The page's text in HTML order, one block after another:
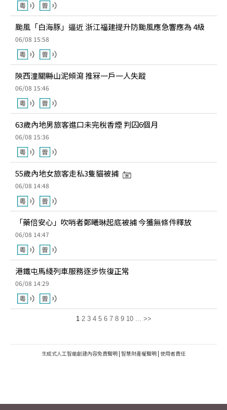
颱風「白海豚」逼近 浙江福建提升防颱風應急響應為 4級
06/08 15:58
陝西潼關縣山泥傾瀉 推冧一戶一人失蹤
06/08 15:46
63歲內地男旅客進口未完稅香煙 判囚6個月
06/08 15:36
55歲內地女旅客走私3隻貓被捕
06/08 14:48
「藥倍安心」吹哨者鄭曦琳起底被捕 今獲無條件釋放
06/08 14:47
港鐵屯馬綫列車服務逐步恢復正常
06/08 14:29
1 2 3 4 5 6 7 8 9 10 ... >>
生成式人工智能創建內容免責聲明 | 智慧財產權聲明 | 使用者責任